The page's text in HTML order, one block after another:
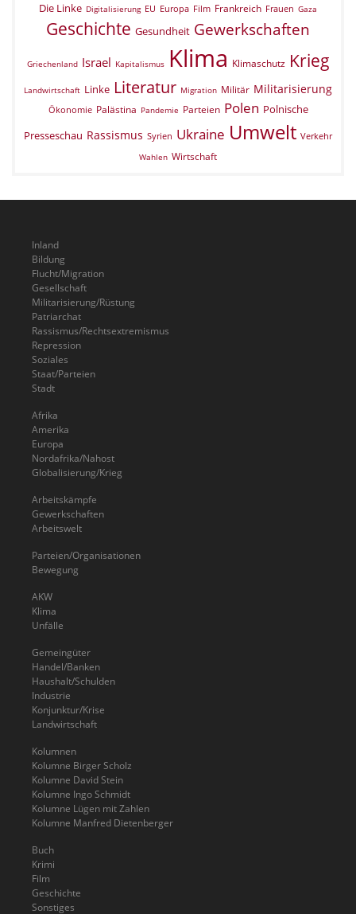
Die Linke Digitalisierung EU Europa Film Frankreich Frauen Gaza
Geschichte Gesundheit Gewerkschaften
Griechenland Israel Kapitalismus Klima Klimaschutz Krieg
Landwirtschaft Linke Literatur Migration Militär Militarisierung
Ökonomie Palästina Pandemie Parteien Polen Polnische
Presseschau Rassismus Syrien Ukraine Umwelt Verkehr
Wahlen Wirtschaft
Inland
Bildung
Flucht/Migration
Gesellschaft
Militarisierung/Rüstung
Patriarchat
Rassismus/Rechtsextremismus
Repression
Soziales
Staat/Parteien
Stadt
Afrika
Amerika
Europa
Nordafrika/Nahost
Globalisierung/Krieg
Arbeitskämpfe
Gewerkschaften
Arbeitswelt
Parteien/Organisationen
Bewegung
AKW
Klima
Unfälle
Gemeingüter
Handel/Banken
Haushalt/Schulden
Industrie
Konjunktur/Krise
Landwirtschaft
Kolumnen
Kolumne Birger Scholz
Kolumne David Stein
Kolumne Ingo Schmidt
Kolumne Lügen mit Zahlen
Kolumne Manfred Dietenberger
Buch
Krimi
Film
Geschichte
Sonstiges